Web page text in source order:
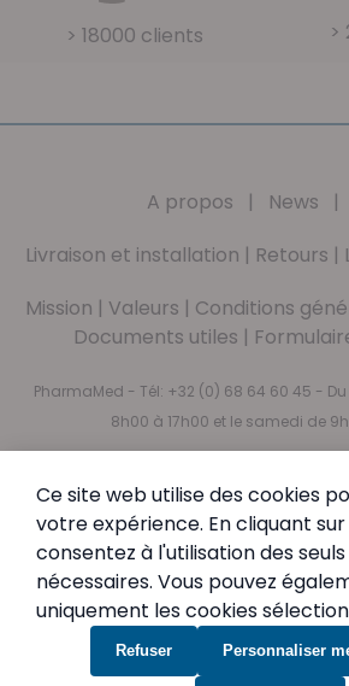
> 18000 clients >
A propos | News |
Livraison et installation | Retours |
Mission | Valeurs | Conditions
Documents utiles |
PharmaMed - Tél: +32 (0) 68 64 60 45 -
8h00 à 17h00 et le samedi de
Abonnez-vous à notre
Newsletter
Inscription à notre newsletter :
Inscription
En vous abonnant, vous acceptez
confidentialité
Ce site web utilise des cookies
votre expérience. En cliquant sur
consentez à l'utilisation des
nécessaires. Vous pouvez
uniquement les cookies
Refuser Personnaliser